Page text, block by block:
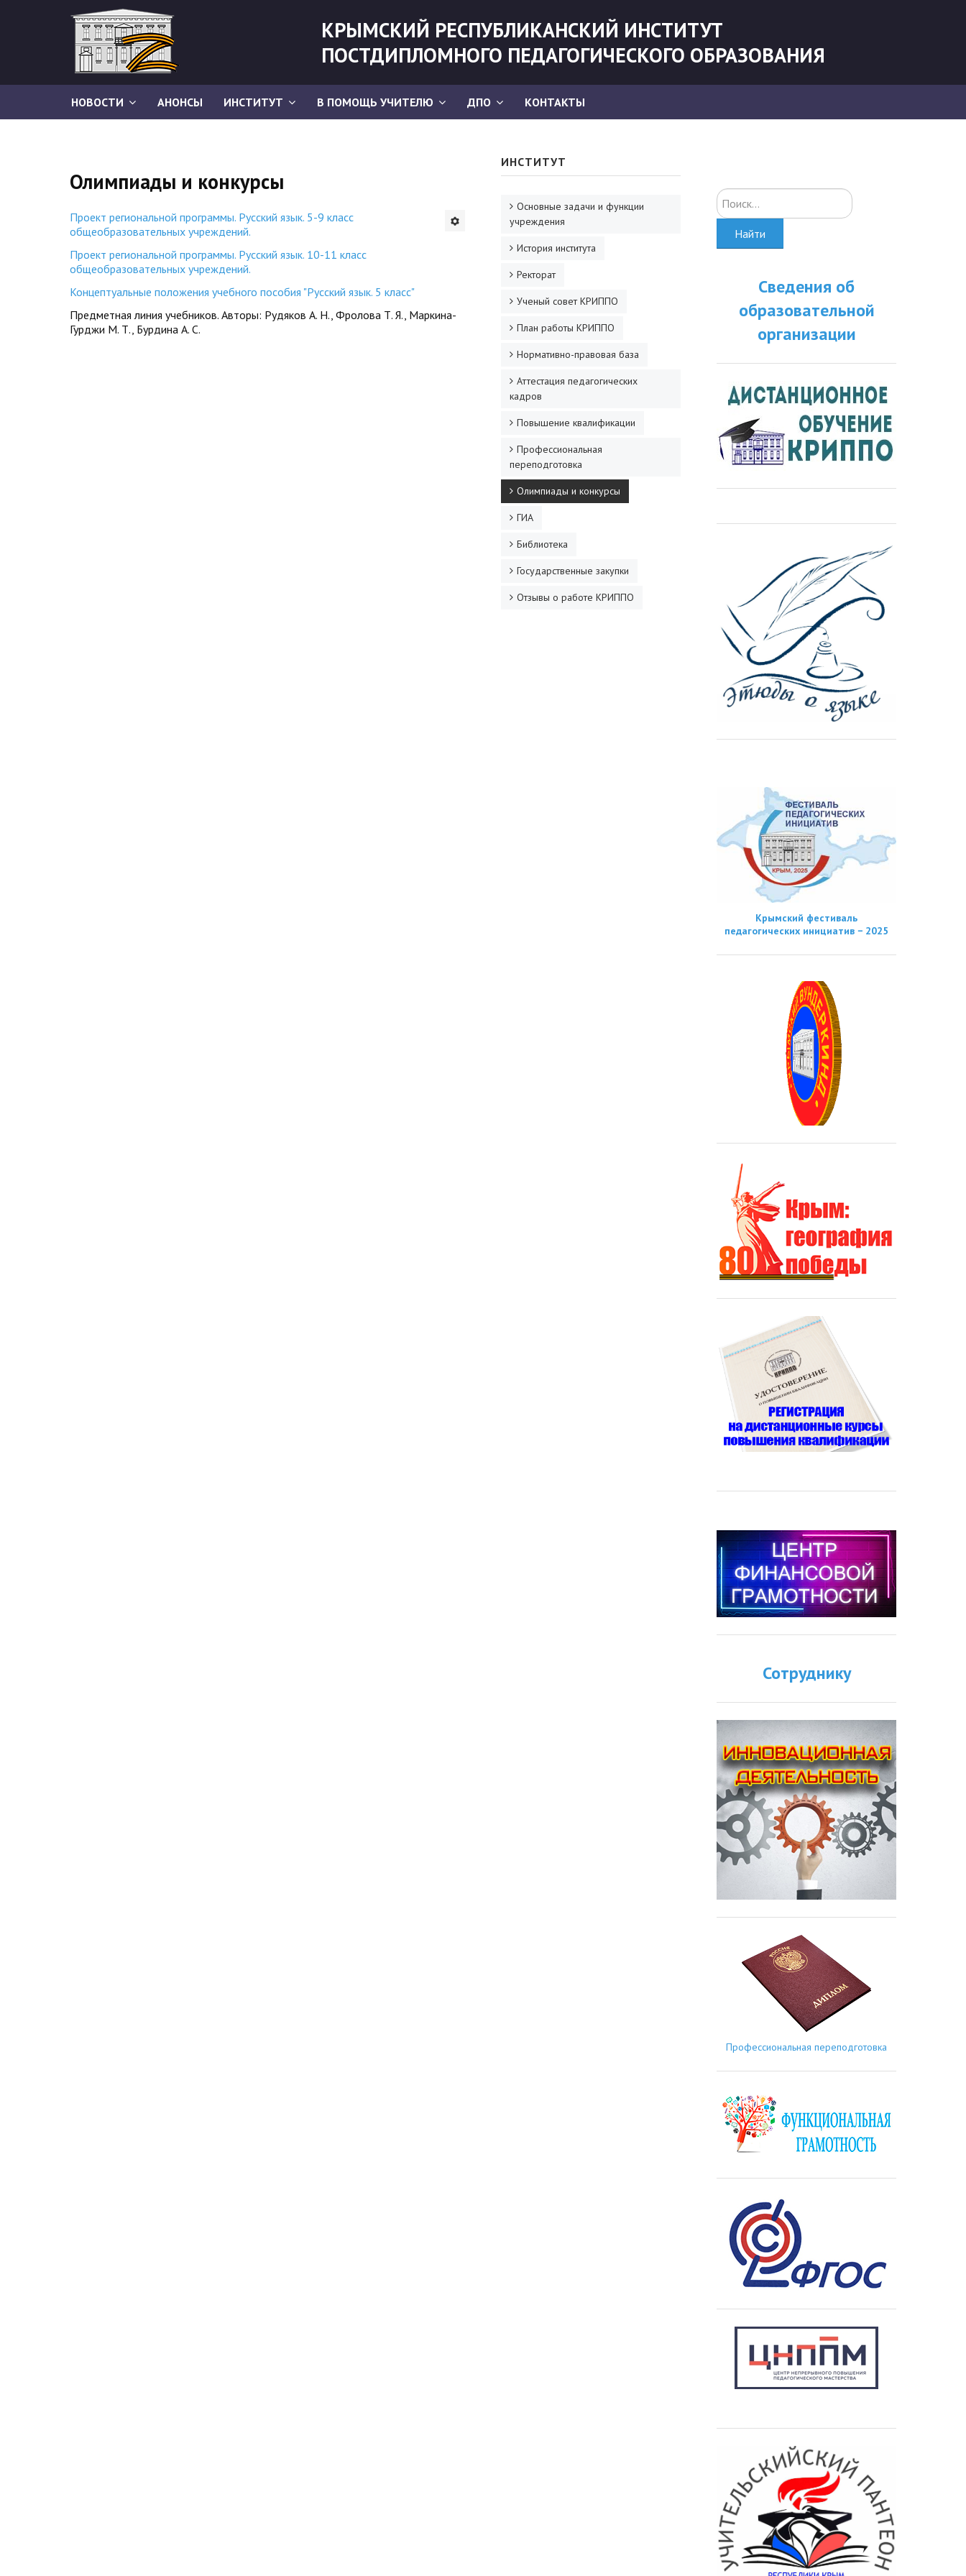
КРЫМСКИЙ РЕСПУБЛИКАНСКИЙ ИНСТИТУТ
ПОСТДИПЛОМНОГО ПЕДАГОГИЧЕСКОГО ОБРАЗОВАНИЯ
НОВОСТИ АНОНСЫ ИНСТИТУТ В ПОМОЩЬ УЧИТЕЛЮ ДПО КОНТАКТЫ
Олимпиады и конкурсы
Проект региональной программы. Русский язык. 5-9 класс
общеобразовательных учреждений.
Проект региональной программы. Русский язык. 10-11 класс
общеобразовательных учреждений.
Концептуальные положения учебного пособия "Русский язык. 5 класс"
Предметная линия учебников. Авторы: Рудяков А. Н., Фролова Т. Я., Маркина-
Гурджи М. Т., Бурдина А. С.
ИНСТИТУТ
Основные задачи и функции
учреждения
История института
Ректорат
Ученый совет КРИППО
План работы КРИППО
Нормативно-правовая база
Аттестация педагогических
кадров
Повышение квалификации
Профессиональная
переподготовка
Олимпиады и конкурсы
ГИА
Библиотека
Государственные закупки
Отзывы о работе КРИППО
Искать...
Найти
Сведения об
образовательной
организации
Крымский фестиваль
педагогических инициатив − 2025
Сотруднику
Профессиональная переподготовка